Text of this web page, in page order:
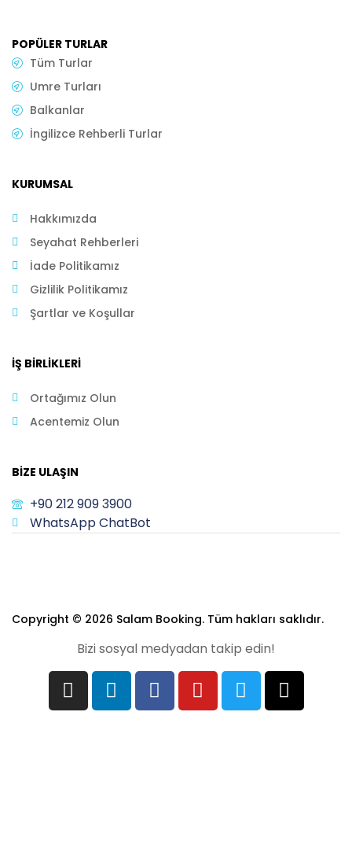
POPÜLER TURLAR
Tüm Turlar
Umre Turları
Balkanlar
İngilizce Rehberli Turlar
KURUMSAL
Hakkımızda
Seyahat Rehberleri
İade Politikamız
Gizlilik Politikamız
Şartlar ve Koşullar
İŞ BIRLIKLERI
Ortağımız Olun
Acentemiz Olun
BIZE ULAŞIN
+90 212 909 3900
WhatsApp ChatBot
Copyright © 2026 Salam Booking. Tüm hakları saklıdır.
Bizi sosyal medyadan takip edin!